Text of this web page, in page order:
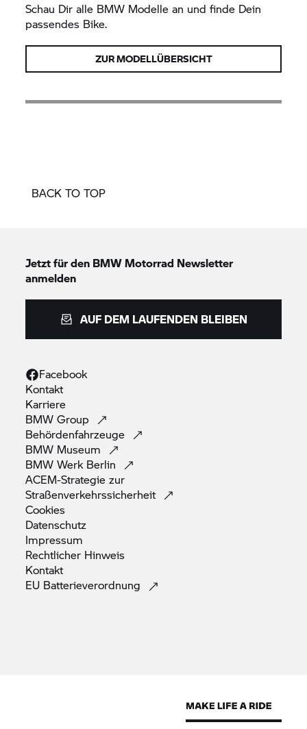
Schau Dir alle BMW Modelle an und finde Dein
passendes Bike.
ZUR MODELLÜBERSICHT
BACK TO TOP
Jetzt für den BMW Motorrad Newsletter
anmelden
AUF DEM LAUFENDEN BLEIBEN
Facebook
Kontakt
Karriere
BMWGroup
Behördenfahrzeuge
BMW Museum
BMW Werk Berlin
ACEM-Strategie zur
Straßenverkehrssicherheit
Cookies
Datenschutz
Impressum
Rechtlicher Hinweis
Kontakt
EU Batterieverordnung